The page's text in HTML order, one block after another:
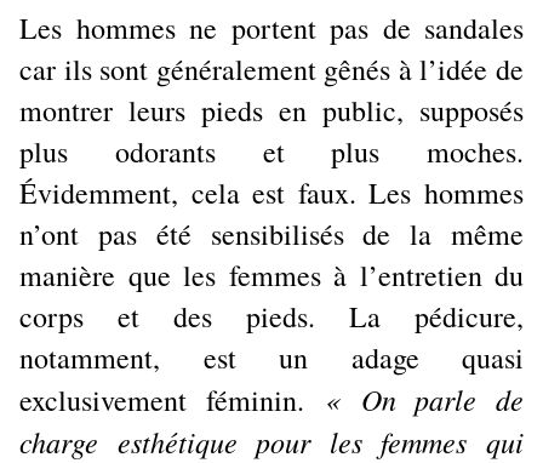
Les hommes ne portent pas de sandales
car ils sont généralement gênés à l’idée de
montrer leurs pieds en public, supposés
plus odorants et plus moches.
Évidemment, cela est faux. Les hommes
n’ont pas été sensibilisés de la même
manière que les femmes à l’entretien du
corps et des pieds. La pédicure,
notamment, est un adage quasi
exclusivement féminin. « On parle de
charge esthétique pour les femmes qui